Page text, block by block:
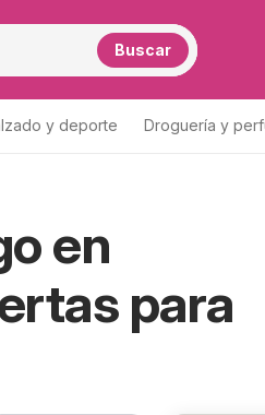
Buscar
y deporte Droguería y
en
para